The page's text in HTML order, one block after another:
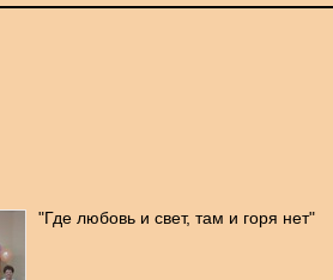
"Где любовь и свет, там и горя нет"